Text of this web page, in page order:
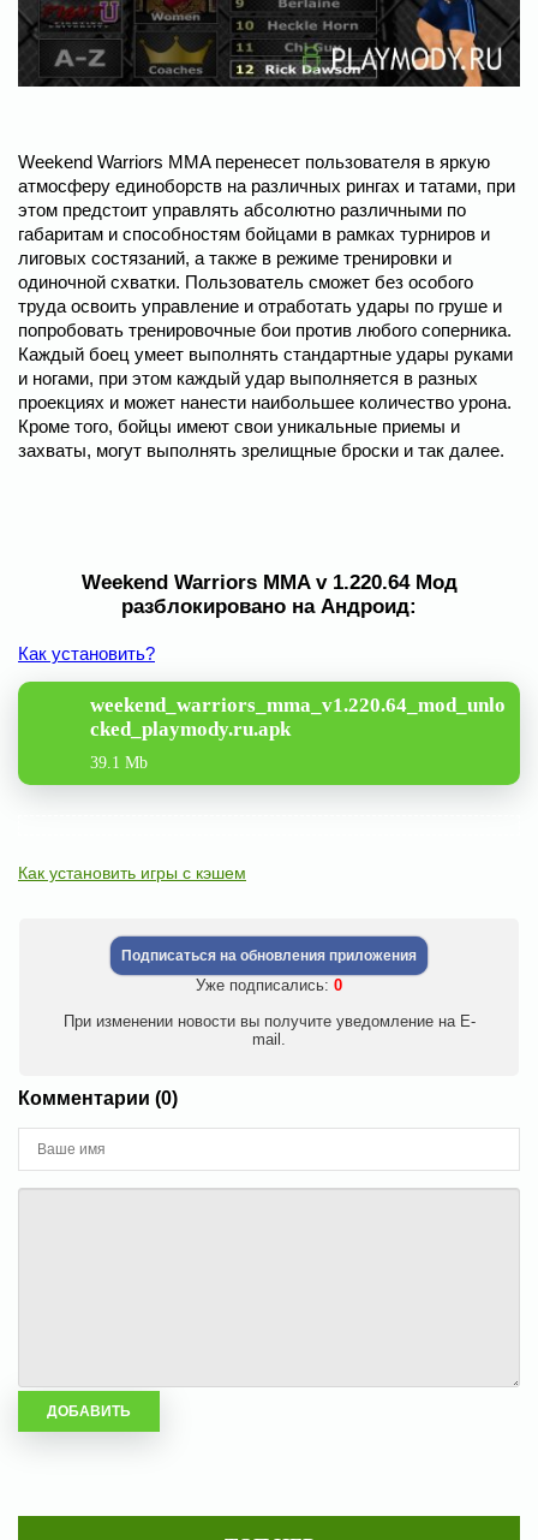
Weekend Warriors MMA перенесет пользователя в яркую
атмосферу единоборств на различных рингах и татами, при
этом предстоит управлять абсолютно различными по
габаритам и способностям бойцами в рамках турниров и
лиговых состязаний, а также в режиме тренировки и
одиночной схватки. Пользователь сможет без особого
труда освоить управление и отработать удары по груше и
попробовать тренировочные бои против любого соперника.
Каждый боец умеет выполнять стандартные удары руками
и ногами, при этом каждый удар выполняется в разных
проекциях и может нанести наибольшее количество урона.
Кроме того, бойцы имеют свои уникальные приемы и
захваты, могут выполнять зрелищные броски и так далее.
Weekend Warriors MMA v 1.220.64 Мод
разблокировано на Андроид:
Как установить?
weekend_warriors_mma_v1.220.64_mod_unlo
cked_playmody.ru.apk
39.1 Mb
Как установить игры с кэшем
Подписаться на обновления приложения
Уже подписались: 0
При изменении новости вы получите уведомление на E-
mail.
Комментарии (0)